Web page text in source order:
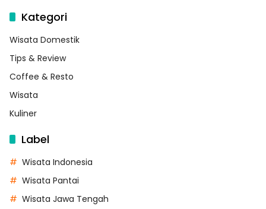
Kategori
Wisata Domestik
Tips & Review
Coffee & Resto
Wisata
Kuliner
Label
Wisata Indonesia
Wisata Pantai
Wisata Jawa Tengah